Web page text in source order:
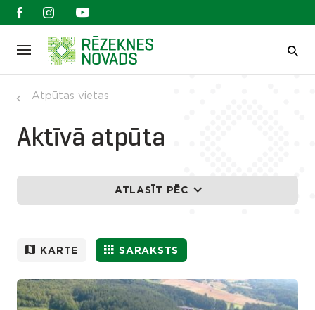
Atpūtas vietas
Aktīvā atpūta
ATLASĪT PĒC
KARTE SARAKSTS